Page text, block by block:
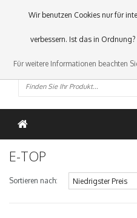
E-TOP
Sortieren nach:
Wir benutzen Cookies nur für
verbessern. Ist das in Ordnung?
Für weitere Informationen beachten